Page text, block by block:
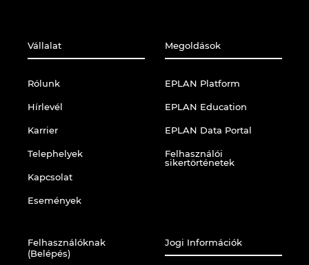
Vállalat
Rólunk
Hírlevél
Karrier
Telephelyek
Kapcsolat
Események
Megoldások
EPLAN Platform
EPLAN Education
EPLAN Data Portal
Felhasználói
sikertörténetek
Felhasználóknak
(Belépés)
Jogi Információk